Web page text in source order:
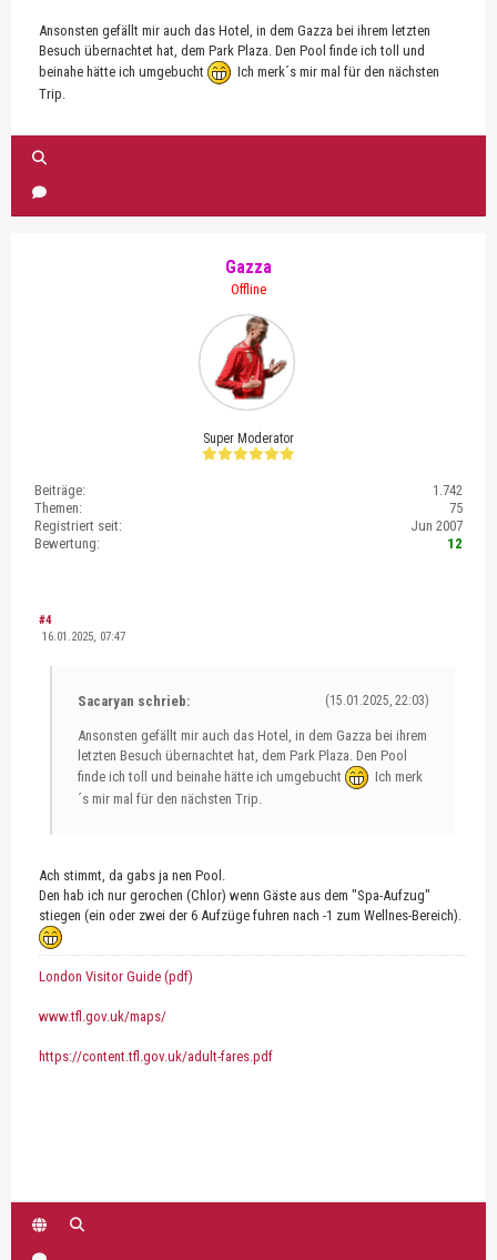
Ansonsten gefällt mir auch das Hotel, in dem Gazza bei ihrem letzten
Besuch übernachtet hat, dem Park Plaza. Den Pool finde ich toll und
beinahe hätte ich umgebucht
Ich merk´s mir mal für den nächsten
Trip.
Gazza
Offline
Super Moderator
Beiträge:
1.742
Themen:
75
Registriert seit:
Jun 2007
Bewertung:
12
#4
16.01.2025, 07:47
(15.01.2025, 22:03)
Sacaryan schrieb:
Ansonsten gefällt mir auch das Hotel, in dem Gazza bei ihrem
letzten Besuch übernachtet hat, dem Park Plaza. Den Pool
finde ich toll und beinahe hätte ich umgebucht
Ich merk
´s mir mal für den nächsten Trip.
Ach stimmt, da gabs ja nen Pool.
Den hab ich nur gerochen (Chlor) wenn Gäste aus dem "Spa-Aufzug"
stiegen (ein oder zwei der 6 Aufzüge fuhren nach -1 zum Wellnes-Bereich).
London Visitor Guide (pdf)
www.tfl.gov.uk/maps/
https://content.tfl.gov.uk/adult-fares.pdf